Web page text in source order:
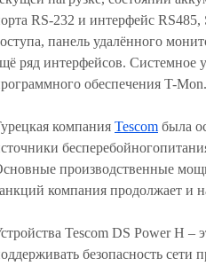
RS-232 и интерфейс
панель удалённого
ряд интерфейсов. Системное
обеспечения T-Mon.
компания Tescom была
производственные
компания продолжает и
Tescom DS Power H
безопасность сети